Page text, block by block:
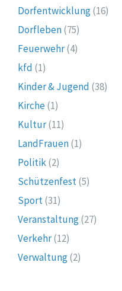
Dorfentwicklung(16)
Dorfleben(75)
Feuerwehr(4)
kfd (1)
Kinder & Jugend (38)
Kirche(1)
Kultur(11)
LandFrauen(1)
Politik(2)
Schützenfest(5)
Sport(31)
Veranstaltung(27)
Verkehr(12)
Verwaltung(2)